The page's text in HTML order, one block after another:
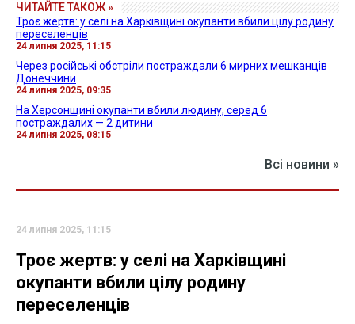
ЧИТАЙТЕ ТАКОЖ »
Троє жертв: у селі на Харківщині окупанти вбили цілу родину
переселенців
24 липня 2025, 11:15
Через російські обстріли постраждали 6 мирних мешканців
Донеччини
24 липня 2025, 09:35
На Херсонщині окупанти вбили людину, серед 6
постраждалих — 2 дитини
24 липня 2025, 08:15
Всі новини »
24 липня 2025, 11:15
Троє жертв: у селі на Харківщині
окупанти вбили цілу родину
переселенців